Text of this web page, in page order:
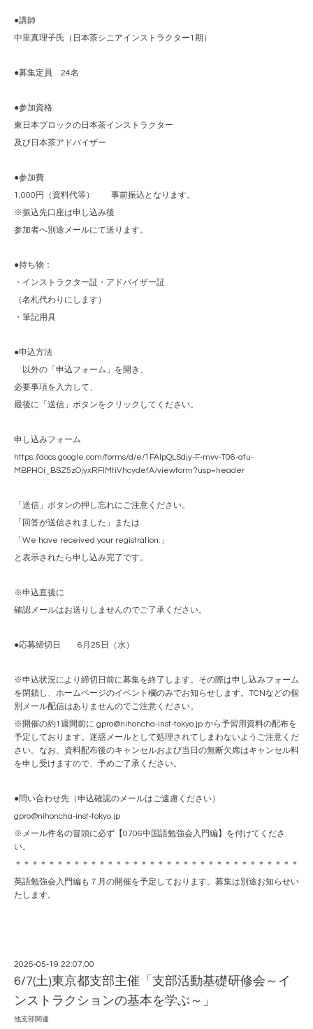
●講師
中里真理子氏（日本茶シニアインストラクター1期）
●募集定員 24名
●参加資格
東日本ブロックの日本茶インストラクター
及び日本茶アドバイザー
●参加費
1,000円（資料代等） 事前振込となります。
※振込先口座は申し込み後
参加者へ別途メールにて送ります。
●持ち物：
・インストラクター証・アドバイザー証
（名札代わりにします）
・筆記用具
●申込方法
以外の「申込フォーム」を開き、
必要事項を入力して、
最後に「送信」ボタンをクリックしてください。
申し込みフォーム
https://docs.google.com/forms/d/e/1FAIpQLSdjy-F-mvv-T06-afu-
MBPHOi_BSZ5zOjyxRFlMtiVhcydefA/viewform?usp=header
「送信」ボタンの押し忘れにご注意ください。
「回答が送信されました」または
「We have received your registration.」
と表示されたら申し込み完了です。
※申込直後に
確認メールはお送りしませんのでご了承ください。
●応募締切日 6月25日（水）
※申込状況により締切日前に募集を終了します。その際は申し込みフォーム
を閉鎖し、ホームページのイベント欄のみでお知らせします。TCNなどの個
別メール配信はありませんのでご注意ください。
※開催の約1週間前に gpro@nihoncha-inst-tokyo.jp から予習用資料の配布を
予定しております。迷惑メールとして処理されてしまわないようご注意くだ
さい。なお、資料配布後のキャンセルおよび当日の無断欠席はキャンセル料
を申し受けますので、予めご了承ください。
●問い合わせ先（申込確認のメールはご遠慮ください）
gpro@nihoncha-inst-tokyo.jp
※メール件名の冒頭に必ず【0706中国語勉強会入門編】を付けてくださ
い。
＊＊＊＊＊＊＊＊＊＊＊＊＊＊＊＊＊＊＊＊＊＊＊＊＊＊＊＊＊＊＊＊＊＊
英語勉強会入門編も７月の開催を予定しております。募集は別途お知らせい
たします。
2025-05-19 22:07:00
6/7(土)東京都支部主催「支部活動基礎研修会～イ
ンストラクションの基本を学ぶ～」
他支部関連